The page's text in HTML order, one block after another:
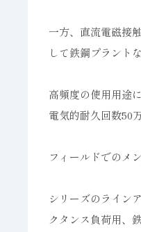
一方、直流電磁接
して鉄鋼プラント
高頻度の使用用途
電気的耐久回数50
フィールドでのメ
シリーズのライン
クタンス負荷用、